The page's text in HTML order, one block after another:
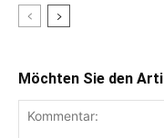
Möchten Sie den